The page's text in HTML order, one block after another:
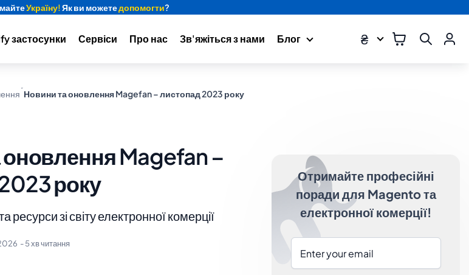
застосунки Сервіси Про нас Зв'яжіться з нами Блог ₴
Новини та оновлення Magefan – листопад 2023 року
Magefan –
року
ресурси зі світу електронної комерції
- 5 хв читання
Отримайте професійні
поради для Magento та
електронної комерції!
Україну!Як ви можетедопомогти?